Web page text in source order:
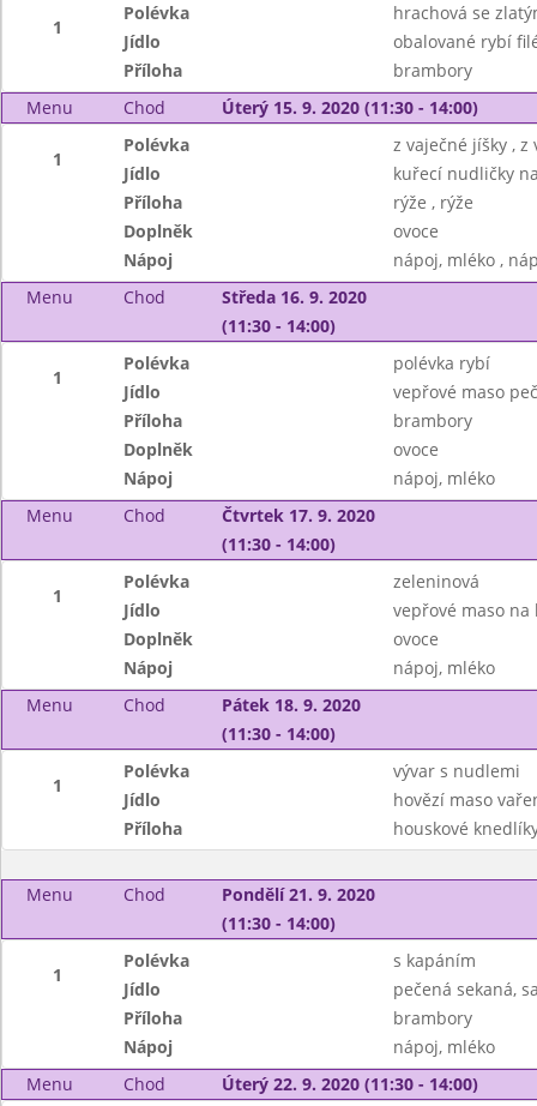
1
Polévka
hrachová se
Jídlo
obalované rybí
Příloha
brambory
Menu
Chod Úterý 15. 9. 2020 (11:30 - 14:00)
1
Polévka
z vaječné jíšky , z
Jídlo
kuřecí nudličky
Příloha
rýže , rýže
Doplněk
ovoce
Nápoj
nápoj, mléko ,
Menu
Chod
Středa 16. 9. 2020
(11:30 - 14:00)
1
Polévka
polévka rybí
Jídlo
vepřové maso
Příloha
brambory
Doplněk
ovoce
Nápoj
nápoj, mléko
Menu
Chod
Čtvrtek 17. 9. 2020
(11:30 - 14:00)
1
Polévka
zeleninová
Jídlo
vepřové maso
Doplněk
ovoce
Nápoj
nápoj, mléko
Menu
Chod
Pátek 18. 9. 2020
(11:30 - 14:00)
1
Polévka
vývar s nudlemi
Jídlo
hovězí maso
Příloha
houskové
Menu Chod
Pondělí 21. 9. 2020
(11:30 - 14:00)
1
Polévka
s kapáním
Jídlo
pečená sekaná,
Příloha
brambory
Nápoj
nápoj, mléko
Menu
Chod Úterý 22. 9. 2020 (11:30 - 14:00)